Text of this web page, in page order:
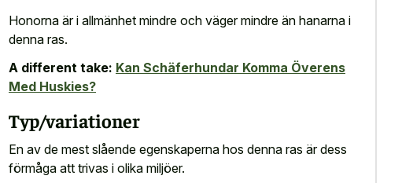
Honorna är i allmänhet mindre och väger mindre än hanarna i
denna ras.
A different take: Kan Schäferhundar Komma Överens
Med Huskies?
Typ/variationer
En av de mest slående egenskaperna hos denna ras är dess
förmåga att trivas i olika miljöer.